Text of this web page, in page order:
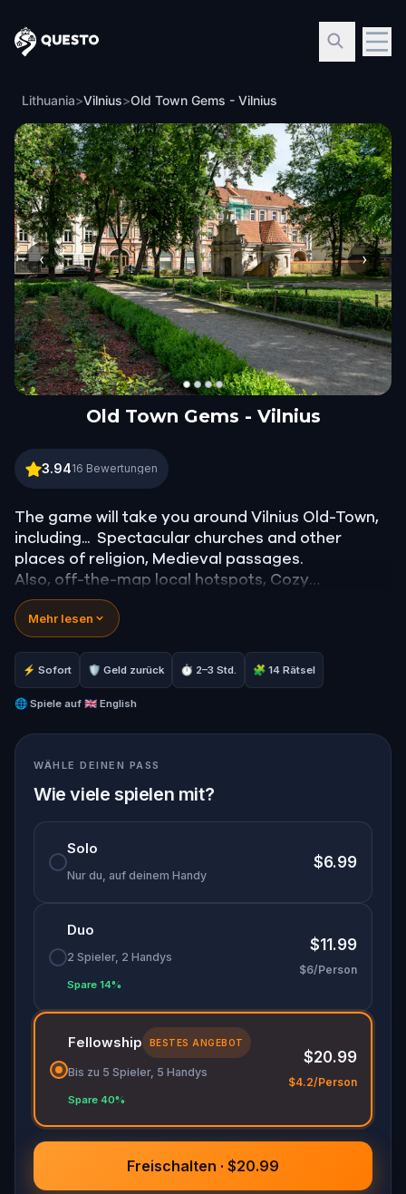
Questo
Lithuania>Vilnius>Old Town Gems - Vilnius
‹ ›
Old Town Gems - Vilnius
Old Town Gems - Vilnius
3.9416 Bewertungen
The game will take you around Vilnius Old-Town,
including... Spectacular churches and other
places of religion, Medieval passages.
Also, off-the-map local hotspots, Cozy
courtyards and main attractions of the city.
Don't miss the opportunity to explore and learn
more about both Vilnius and Lithuania!
Mehr lesen
⚡ Sofort 🛡 Geld zurück ⏱ 2–3 Std. 🧩 14 Rätsel
🌐 Spiele auf 🇬🇧 English
WÄHLE DEINEN PASS
Wie viele spielen mit?
Solo
Nur du, auf deinem Handy
$6.99
Duo
2 Spieler, 2 Handys
Spare 14%
$11.99
$6/Person
Fellowship BESTES ANGEBOT
Bis zu 5 Spieler, 5 Handys
Spare 40%
$20.99
$4.2/Person
Freischalten · $20.99